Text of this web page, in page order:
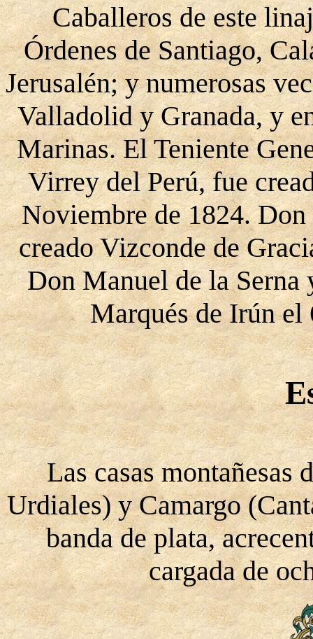
Caballeros de este
Órdenes de Santiago,
Jerusalén; y numerosas
Valladolid y Granada, y
Marinas. El Teniente
Virrey del Perú, fue
Noviembre de 1824.
creado Vizconde de
Don Manuel de la Serna
Marqués de Irún el
Las casas montañesas
Urdiales) y Camargo
banda de plata,
cargada de